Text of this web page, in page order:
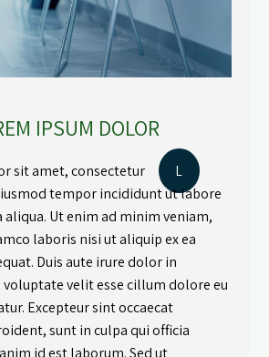
IPSUM DOLOR
L
sit amet, consectetur
tempor incididunt ut labore
Ut enim ad minim veniam,
laboris nisi ut aliquip ex ea
Duis aute irure dolor in
velit esse cillum dolore eu
Excepteur sint occaecat
sunt in culpa qui officia
id est laborum. Sed ut